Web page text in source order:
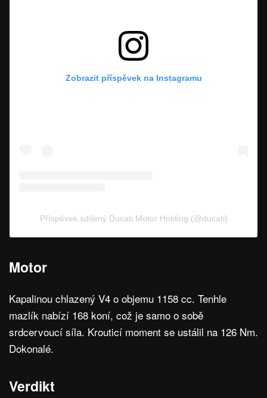
Zobrazit příspěvek na Instagramu
Příspěvek sdílený Ducati Motor Holding (@ducati)
Motor
Kapalinou chlazený V4 o objemu 1158 cc. Tenhle
mazlík nabízí 168 koní, což je samo o sobě
srdcervoucí síla. Krouticí moment se ustálil na 126 Nm.
Dokonalé.
Verdikt